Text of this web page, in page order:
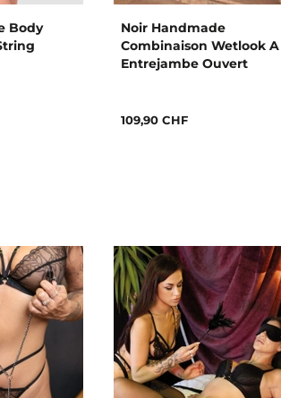
Body
Noir Handmade
Combinaison Wetlook A
Entrejambe Ouvert
109,90 CHF